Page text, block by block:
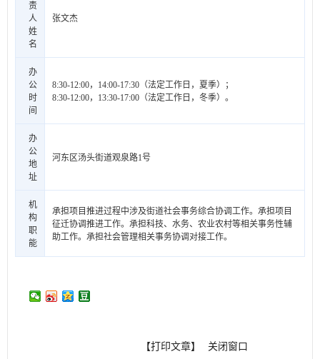
责
人
姓
名
张文杰
办
公
时
间
8:30-12:00，14:00-17:30（法定工作日，夏季）；
8:30-12:00，13:30-17:00（法定工作日，冬季）。
办
公
地
址
河东区汤头街道观泉路1号
机
构
职
能
承担项目推进过程中涉及街道社会事务综合协调工作。承担项目
征迁协调推进工作。承担科技、水务、农业农村等相关事务性辅
助工作。承担社会管理相关事务协调对接工作。
【打印文章】 关闭窗口